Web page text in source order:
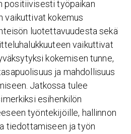
positiivisesti työpaikan
vaikuttivat kokemus
luotettavuudesta sekä
vaikuttivat
kokemisen tunne,
ja mahdollisuus
Jatkossa tulee
esihenkilön
työntekijöille, hallinnon
tiedottamiseen ja työn